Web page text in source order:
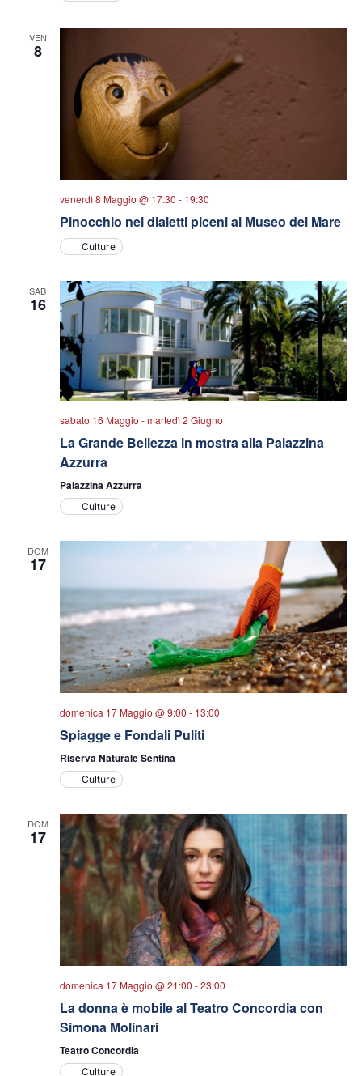
VEN
8
venerdì 8 Maggio @ 17:30 - 19:30
Pinocchio nei dialetti piceni al Museo del Mare
Culture
SAB
16
sabato 16 Maggio -martedì 2 Giugno
La Grande Bellezza in mostra alla Palazzina
Azzurra
Palazzina Azzurra
Culture
DOM
17
domenica 17 Maggio @ 9:00 - 13:00
Spiagge e Fondali Puliti
Riserva Naturale Sentina
Culture
DOM
17
domenica 17 Maggio @ 21:00 -23:00
La donna è mobile al Teatro Concordia con
Simona Molinari
Teatro Concordia
Culture